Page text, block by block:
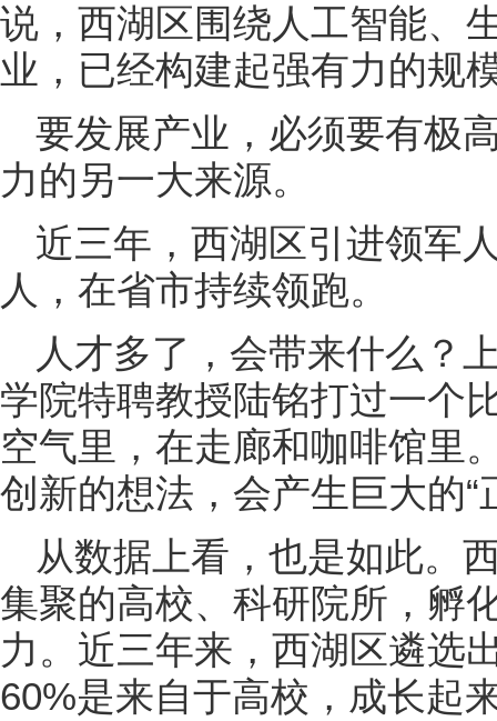
说，西湖区围绕人工智能、
业，已经构建起强有力的规
要发展产业，必须要有极
力的另一大来源。
近三年，西湖区引进领军
人，在省市持续领跑。
人才多了，会带来什么？
学院特聘教授陆铭打过一个
空气里，在走廊和咖啡馆里
创新的想法，会产生巨大的“
从数据上看，也是如此。
集聚的高校、科研院所，孵
力。近三年来，西湖区遴选
60%是来自于高校，成长起